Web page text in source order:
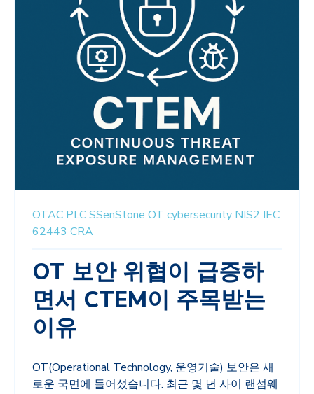
OTAC PLCSSenStone OT cybersecurity NIS2 IEC
62443 CRA
OT 보안 위협이 급증하
면서 CTEM이 주목받는
이유
OT(Operational Technology, 운영기술) 보안은 새
로운 국면에 들어섰습니다. 최근 몇 년 사이 랜섬웨